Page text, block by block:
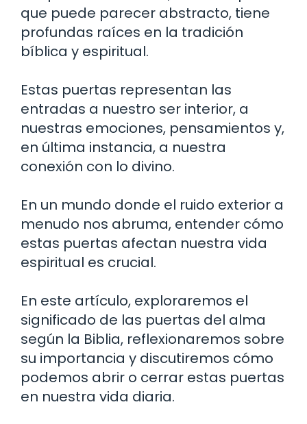
que puede parecer abstracto, tiene
profundas raíces en la tradición
bíblica y espiritual.
Estas puertas representan las
entradas a nuestro ser interior, a
nuestras emociones, pensamientos y,
en última instancia, a nuestra
conexión con lo divino.
En un mundo donde el ruido exterior a
menudo nos abruma, entender cómo
estas puertas afectan nuestra vida
espiritual es crucial.
En este artículo, exploraremos el
significado de las puertas del alma
según la Biblia, reflexionaremos sobre
su importancia y discutiremos cómo
podemos abrir o cerrar estas puertas
en nuestra vida diaria.